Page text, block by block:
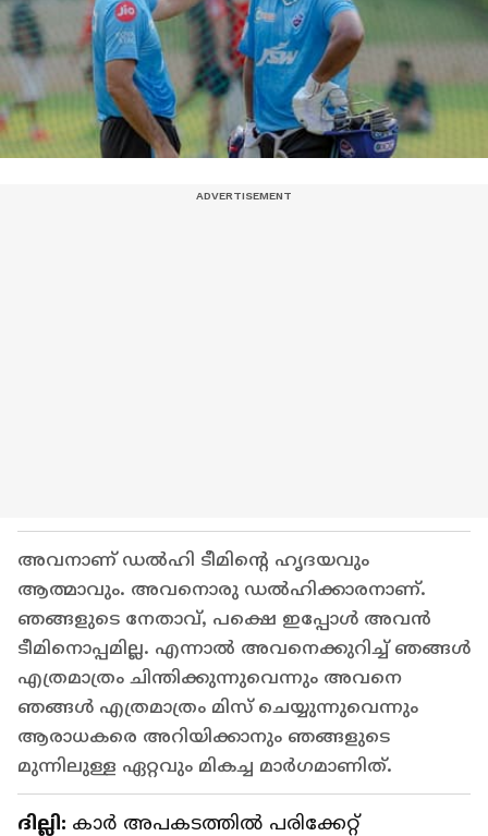
അവനാണ് ഡല്‍ഹി ടീമിന്‍റെ ഹൃദയവും
ആത്മാവും. അവനൊരു ഡല്‍ഹിക്കാരനാണ്.
ഞങ്ങളുടെ നേതാവ്, പക്ഷെ ഇപ്പോള്‍ അവന്‍
ടീമിനൊപ്പമില്ല. എന്നാല്‍ അവനെക്കുറിച്ച് ഞങ്ങള്‍
എത്രമാത്രം ചിന്തിക്കുന്നുവെന്നും അവനെ
ഞങ്ങള്‍ എത്രമാത്രം മിസ് ചെയ്യുന്നുവെന്നും
ആരാധകരെ അറിയിക്കാനും ഞങ്ങളുടെ
മുന്നിലുള്ള ഏറ്റവും മികച്ച മാര്‍ഗമാണിത്.
ദില്ലി: കാര്‍ അപകടത്തില്‍ പരിക്കേറ്റ്